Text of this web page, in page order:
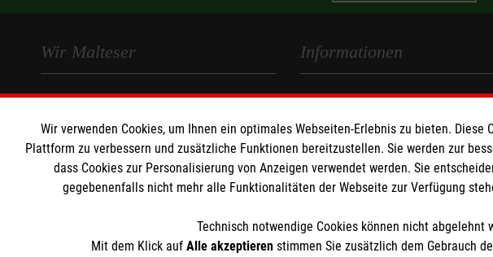
Wir Malteser
Spenden und Helfen
Angebote und Leistungen
Unsere Kurse
Mitarbeiten
Wir Malteser
Informationen
Kontakt
Impressum
Datenschutz
Wir verwenden Cookies, um Ihnen ein optimales Webseiten-Erlebnis zu bieten.
Plattform zu verbessern und zusätzliche Funktionen bereitzustellen. Sie werden zur
dass Cookies zur Personalisierung von Anzeigen verwendet werden. Sie
gegebenenfalls nicht mehr alle Funktionalitäten der Webseite zur Verfügung
Technisch notwendige Cookies können nicht
Mit dem Klick auf Alle akzeptieren stimmen Sie zusätzlich dem Gebrauch